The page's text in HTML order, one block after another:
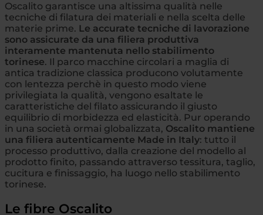
Oscalito garantisce una altissima qualità nelle
tecniche di filatura dei materiali e nella scelta delle
materie prime. Le accurate tecniche di lavorazione
sono assicurate da una filiera produttiva
interamente mantenuta nello stabilimento
torinese. Il parco macchine circolari a maglia di
antica tradizione classica producono volutamente
con lentezza perchè in questo modo viene
privilegiata la qualità, vengono esaltate le
caratteristiche del filato assicurando il giusto
equilibrio di morbidezza ed elasticità. Pur operando
in una società ormai globalizzata, Oscalito mantiene
una filiera autenticamente Made in Italy: tutto il
processo produttivo, dalla creazione del modello al
prodotto finito, passando attraverso tessitura, taglio,
cucitura e finissaggio, ha luogo nello stabilimento
torinese.
Le fibre Oscalito